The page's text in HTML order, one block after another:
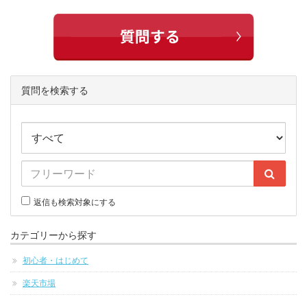
質問を検索する
返信も検索対象にする
カテゴリーから探す
初心者・はじめて
楽天市場